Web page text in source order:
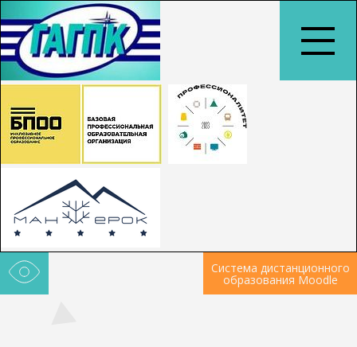
Система дистанционного
образования Moodle